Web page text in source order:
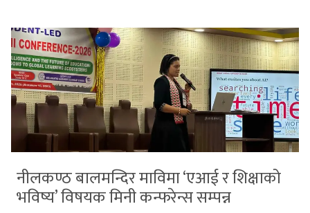
नीलकण्ठ बालमन्दिर माविमा ‘एआई र शिक्षाको
भविष्य’ विषयक मिनी कन्फरेन्स सम्पन्न